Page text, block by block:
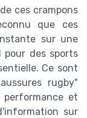
ces crampons
que ces
sur une
des sports
Ce sont
rugby"
et
sur